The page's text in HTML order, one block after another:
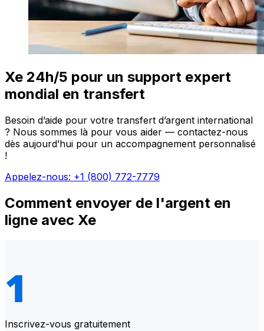
Xe 24h/5 pour un support expert
mondial en transfert
Besoin d’aide pour votre transfert d’argent international
? Nous sommes là pour vous aider — contactez-nous
dès aujourd’hui pour un accompagnement personnalisé
!
Appelez-nous: +1 (800) 772-7779
Comment envoyer de l'argent en
ligne avec Xe
Inscrivez-vous gratuitement